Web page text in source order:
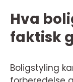
Hva
faktisk
Boligstyling